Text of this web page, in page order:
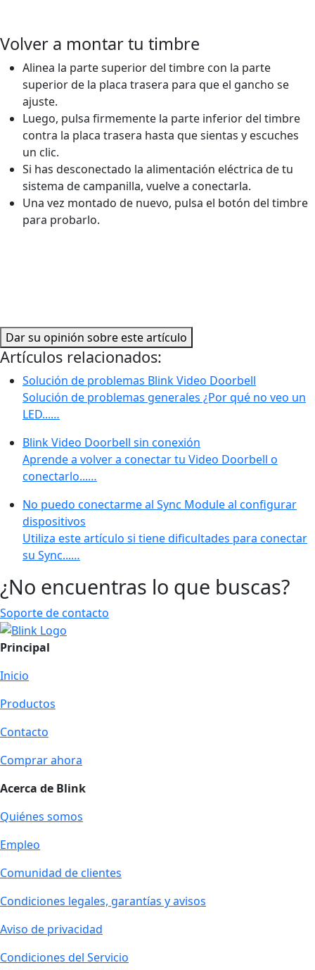
Volver a montar tu timbre
Alinea la parte superior del timbre con la parte
superior de la placa trasera para que el gancho se
ajuste.
Luego, pulsa firmemente la parte inferior del timbre
contra la placa trasera hasta que sientas y escuches
un clic.
Si has desconectado la alimentación eléctrica de tu
sistema de campanilla, vuelve a conectarla.
Una vez montado de nuevo, pulsa el botón del timbre
para probarlo.
Dar su opinión sobre este artículo
Artículos relacionados:
Solución de problemas Blink Video Doorbell
Solución de problemas generales ¿Por qué no veo un
LED...…
Blink Video Doorbell sin conexión
Aprende a volver a conectar tu Video Doorbell o
conectarlo...…
No puedo conectarme al Sync Module al configurar
dispositivos
Utiliza este artículo si tiene dificultades para conectar
su Sync...…
¿No encuentras lo que buscas?
Soporte de contacto
Principal
Inicio
Productos
Contacto
Comprar ahora
Acerca de Blink
Quiénes somos
Empleo
Comunidad de clientes
Condiciones legales, garantías y avisos
Aviso de privacidad
Condiciones del Servicio